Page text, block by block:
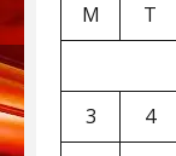
M T
3
4